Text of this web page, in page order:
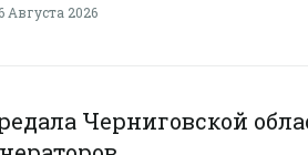
Августа 2026
Черниговской